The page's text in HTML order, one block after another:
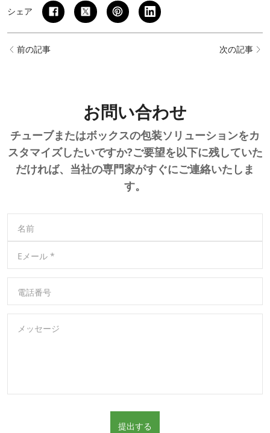
シェア
前の記事 次の記事
お問い合わせ
チューブまたはボックスの包装ソリューションをカ
スタマイズしたいですか?ご要望を以下に残していた
だければ、当社の専門家がすぐにご連絡いたしま
す。
名前
Eメール *
電話番号
メッセージ
提出する